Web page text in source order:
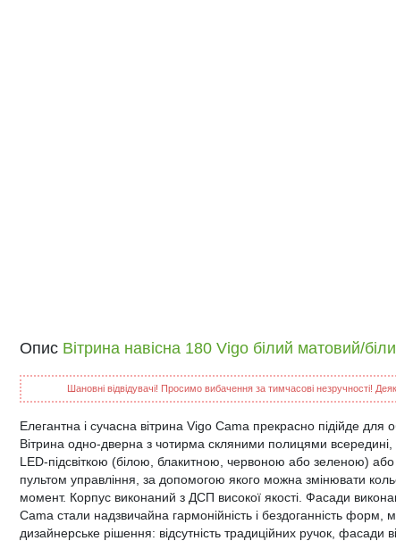
Опис Вітрина навісна 180 Vigo білий матовий/
Шановні відвідувачі! Просимо вибачення за тимчасові незручності!
Елегантна і сучасна вітрина Vigo Cama прекрасно підійде для
Вітрина одно-дверна з чотирма скляними полицями
LED-підсвіткою (білою, блакитною, червоною або зеленою)
пультом управління, за допомогою якого можна змінювати
момент. Корпус виконаний з ДСП високої якості. Фасади
Cama стали надзвичайна гармонійність і бездоганність
дизайнерське рішення: відсутність традиційних ручок, фасади